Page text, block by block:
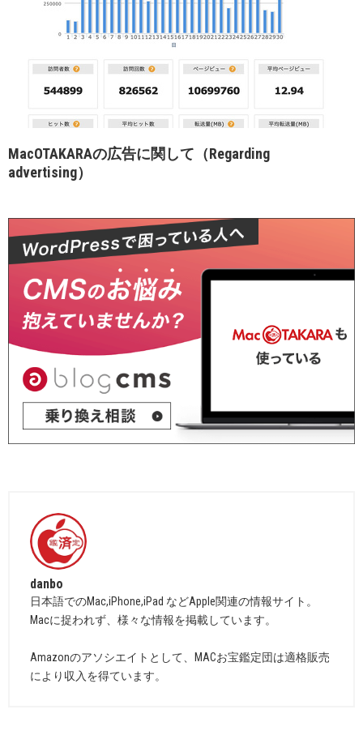
MacOTAKARAの広告に関して（Regarding
advertising）
danbo
日本語でのMac,iPhone,iPad などApple関連の情報サイト。
Macに捉われず、様々な情報を掲載しています。
Amazonのアソシエイトとして、MACお宝鑑定団は適格販売
により収入を得ています。